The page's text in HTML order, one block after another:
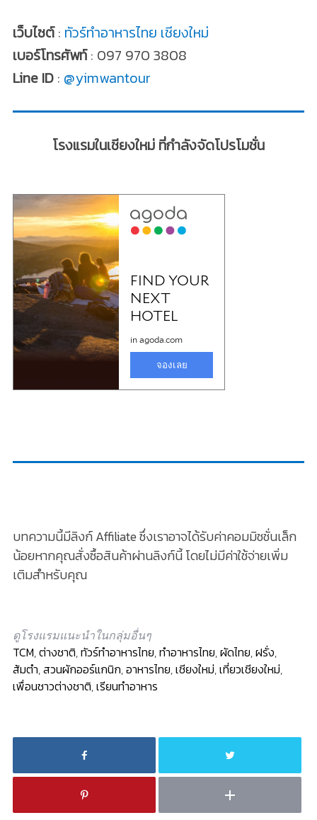
เว็บไซต์: ทัวร์ทำอาหารไทย เชียงใหม่
เบอร์โทรศัพท์: 097 970 3808
Line ID: @yimwantour
โรงแรมในเชียงใหม่ ที่กำลังจัดโปรโมชั่น
บทความนี้มีลิงก์ Affiliate ซึ่งเราอาจได้รับค่าคอมมิชชั่นเล็ก
น้อยหากคุณสั่งซื้อสินค้าผ่านลิงก์นี้ โดยไม่มีค่าใช้จ่ายเพิ่ม
เติมสำหรับคุณ
ดูโรงแรมแนะนำในกลุ่มอื่นๆ
TCM,ต่างชาติ,ทัวร์ทำอาหารไทย,ทำอาหารไทย,ผัดไทย,ฝรั่ง,
ส้มตำ,สวนผักออร์แกนิก,อาหารไทย,เชียงใหม่,เที่ยวเชียงใหม่,
เพื่อนชาวต่างชาติ,เรียนทำอาหาร